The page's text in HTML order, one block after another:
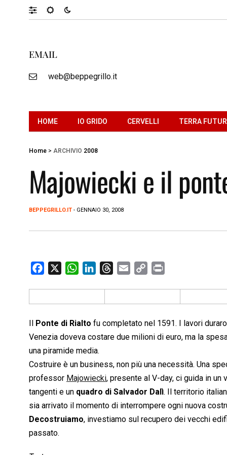
EMAIL
web@beppegrillo.it
HOME IO GRIDO CERVELLI TERRA
Home > ARCHIVIO 2008
Majowiecki e il
BEPPEGRILLO.IT - GENNAIO 30, 2008
e
b
o
o
k
W
t
s
A
p
p
k
e
d
I
n
e
a
d
i
l
y
L
i
k
n
t
Il Ponte di Rialto fu completato nel 1591. I lavori
Venezia doveva costare due milioni di euro, ma la
una piramide media.
Costruire è un business, non più una necessità. Una
professor Majowiecki, presente al V-day, ci guida in un
tangenti e un quadro di Salvador Dalì. Il territorio
sia arrivato il momento di interrompere ogni nuova
Decostruiamo, investiamo sul recupero dei vecchi
passato.